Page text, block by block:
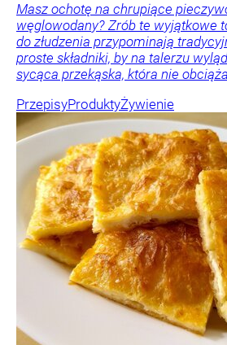
Masz ochotę na chrupiące
węglowodany? Zrób te wyjątkowe
do złudzenia przypominają
proste składniki, by na talerzu
sycąca przekąska, która nie
PrzepisyProduktyŻywienie